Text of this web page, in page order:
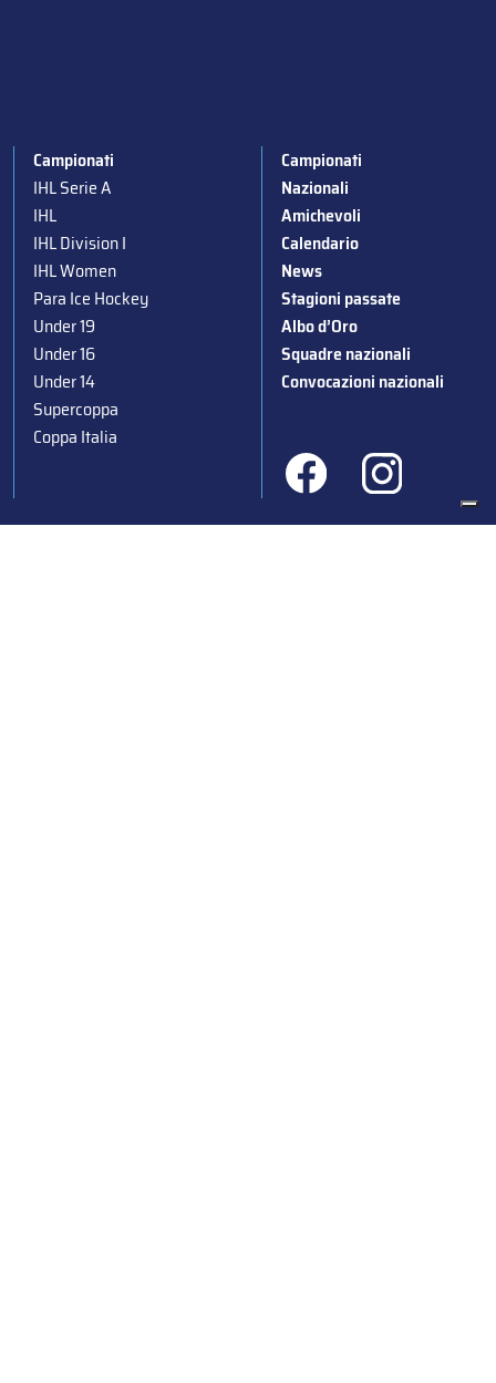
Campionati
IHL Serie A
IHL
IHL Division I
IHL Women
Para Ice Hockey
Under 19
Under 16
Under 14
Supercoppa
Coppa Italia
Campionati
Nazionali
Amichevoli
Calendario
News
Stagioni passate
Albo d’Oro
Squadre nazionali
Convocazioni nazionali